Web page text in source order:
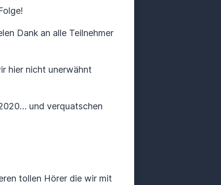
Dank an alle Teilnehmer
hier nicht unerwähnt
und verquatschen
tollen Hörer die wir mit